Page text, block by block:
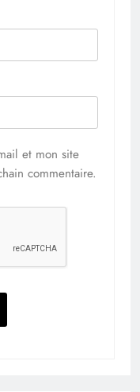
et mon site
commentaire.